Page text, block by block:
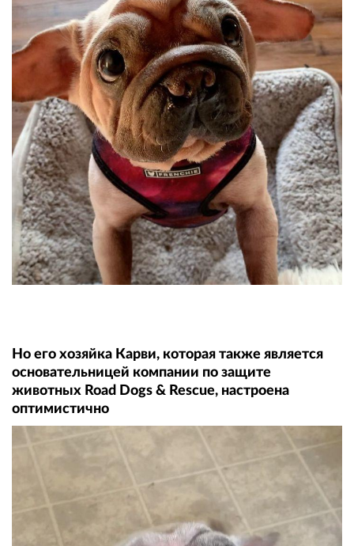
Но его хозяйка Карви, которая также является
основательницей компании по защите
животных Road Dogs & Rescue, настроена
оптимистично